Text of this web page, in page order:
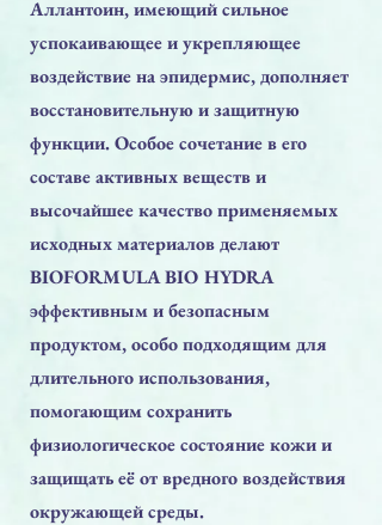
Аллантоин, имеющий сильное
успокаивающее и укрепляющее
воздействие на эпидермис, дополняет
восстановительную и защитную
функции. Особое сочетание в его
составе активных веществ и
высочайшее качество применяемых
исходных материалов делают
BIOFORMULA BIO HYDRA
эффективным и безопасным
продуктом, особо подходящим для
длительного использования,
помогающим сохранить
физиологическое состояние кожи и
защищать её от вредного воздействия
окружающей среды.